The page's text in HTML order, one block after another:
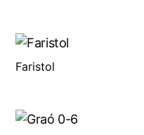
Faristol